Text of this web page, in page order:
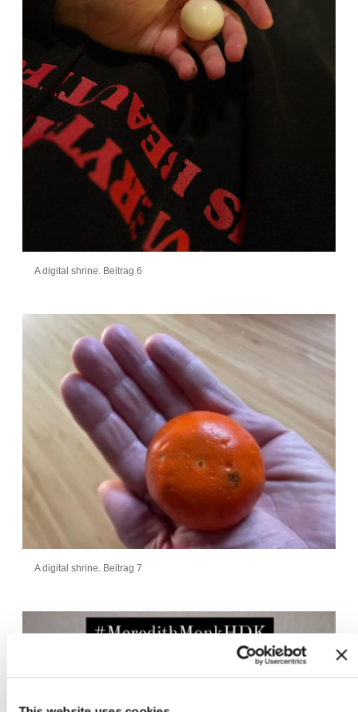
A digital shrine. Beitrag 6
A digital shrine. Beitrag 7